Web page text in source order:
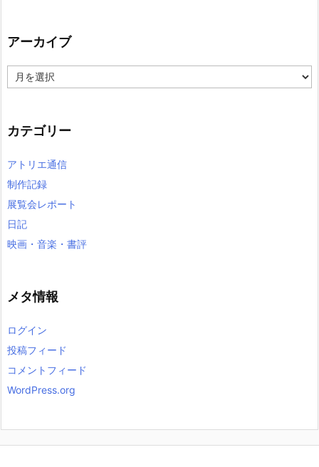
アーカイブ
ー
ブ
カテゴリー
アトリエ通信
制作記録
展覧会レポート
日記
映画・音楽・書評
メタ情報
ログイン
投稿フィード
コメントフィード
WordPress.org